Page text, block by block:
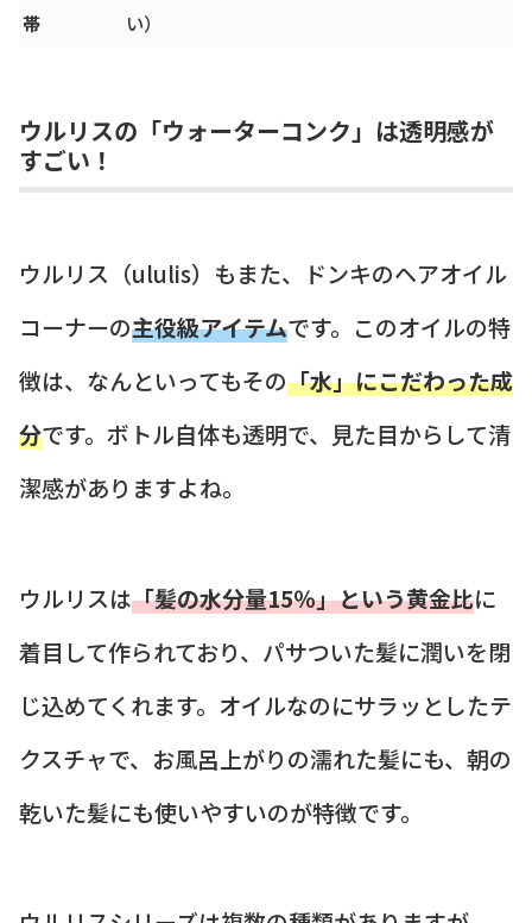
帯
い）
ウルリスの「ウォーターコンク」は透明感が
すごい！
ウルリス（ululis）もまた、ドンキのヘアオイル
コーナーの主役級アイテムです。このオイルの特
徴は、なんといってもその「水」にこだわった成
分です。ボトル自体も透明で、見た目からして清
潔感がありますよね。
ウルリスは「髪の水分量15％」という黄金比に
着目して作られており、パサついた髪に潤いを閉
じ込めてくれます。オイルなのにサラッとしたテ
クスチャで、お風呂上がりの濡れた髪にも、朝の
乾いた髪にも使いやすいのが特徴です。